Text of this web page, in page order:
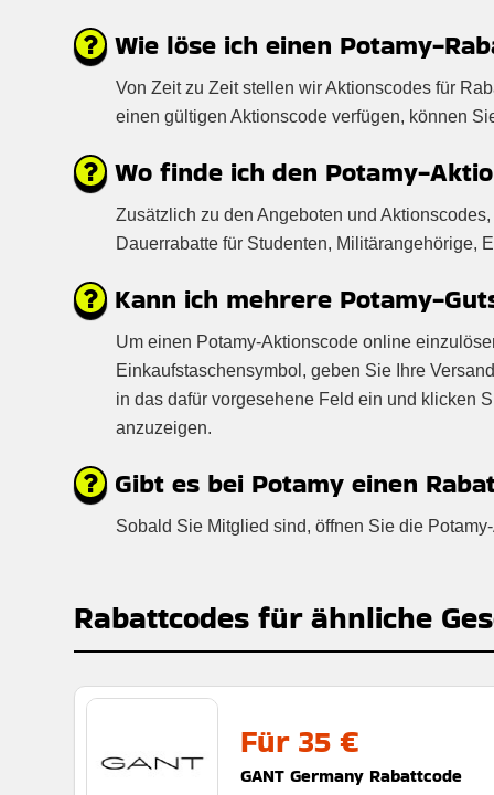
Wie löse ich einen Potamy-
Von Zeit zu Zeit stellen wir Aktionscodes für
einen gültigen Aktionscode verfügen, können
Wo finde ich den Potamy-
Zusätzlich zu den Angeboten und
Dauerrabatte für Studenten, Militärangehörige,
Kann ich mehrere Potamy-
Um einen Potamy-Aktionscode online
Einkaufstaschensymbol, geben Sie Ihre
in das dafür vorgesehene Feld ein und klicken
anzuzeigen.
Gibt es bei Potamy einen
Sobald Sie Mitglied sind, öffnen Sie die
Rabattcodes für ähnliche
Für 35 €
GANT Germany Rabattcode